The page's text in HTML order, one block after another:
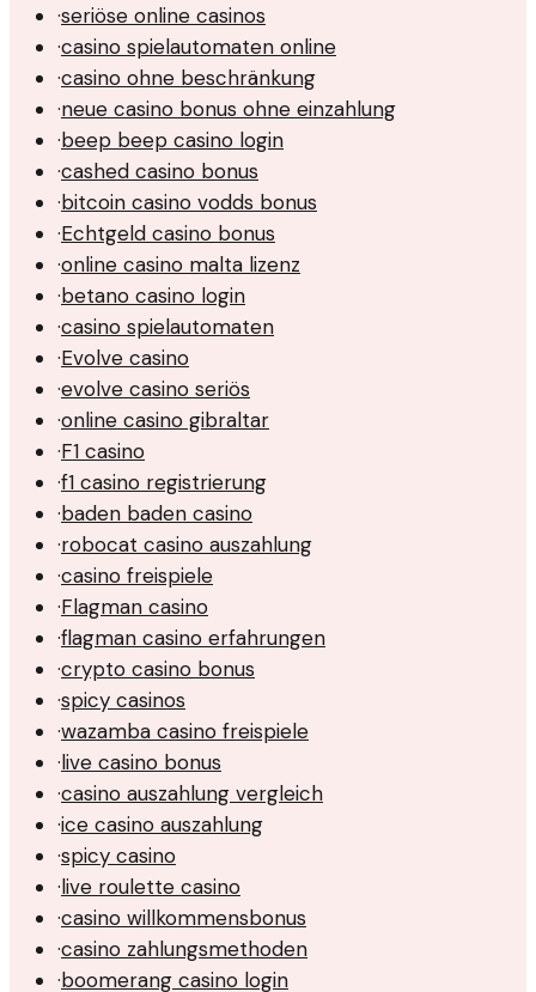
·seriöse online casinos
·casino spielautomaten online
·casino ohne beschränkung
·neue casino bonus ohne einzahlung
·beep beep casino login
·cashed casino bonus
·bitcoin casino vodds bonus
·Echtgeld casino bonus
·online casino malta lizenz
·betano casino login
·casino spielautomaten
·Evolve casino
·evolve casino seriös
·online casino gibraltar
·F1 casino
·f1 casino registrierung
·baden baden casino
·robocat casino auszahlung
·casino freispiele
·Flagman casino
·flagman casino erfahrungen
·crypto casino bonus
·spicy casinos
·wazamba casino freispiele
·live casino bonus
·casino auszahlung vergleich
·ice casino auszahlung
·spicy casino
·live roulette casino
·casino willkommensbonus
·casino zahlungsmethoden
·boomerang casino login